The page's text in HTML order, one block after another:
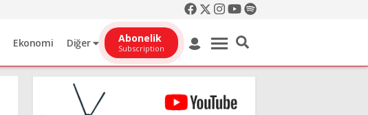
Ekonomi Diğer Abonelik
Subscription